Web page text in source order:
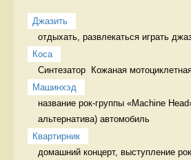
Джазить
отдыхать, развлекаться играть
Коса
Синтезатор  Кожаная
Машинхэд
название рок-группы «Machine
альтернатива) автомобиль
Квартирник